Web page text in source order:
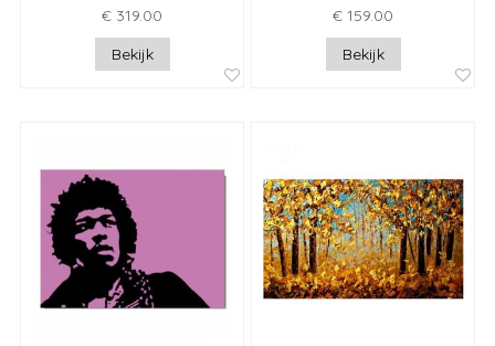
€ 319.00
Bekijk
€ 159.00
Bekijk